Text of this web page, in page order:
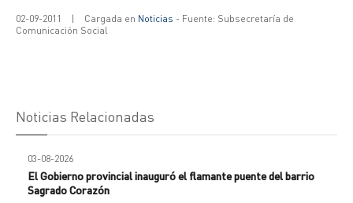
02-09-2011 | Cargada en Noticias - Fuente: Subsecretaría de
Comunicación Social
Noticias Relacionadas
03-08-2026
El Gobierno provincial inauguró el flamante puente del barrio
Sagrado Corazón